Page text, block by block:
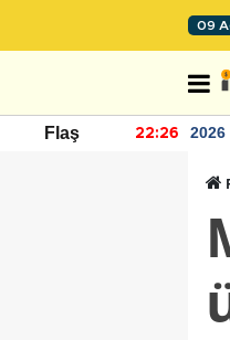
09
Flaş 22:26
2026